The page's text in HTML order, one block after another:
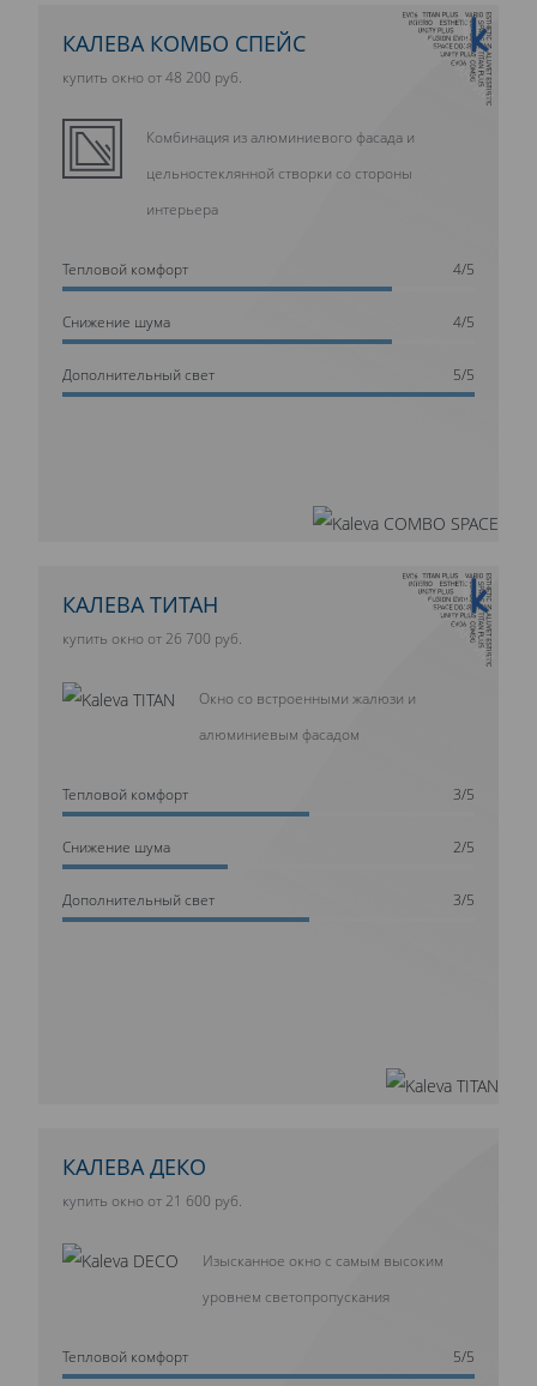
10 ЛЕТ ГАРАНТИИ
КАЛЕВА КОМБО СПЕЙС
купить окно от 48 200 руб.
Комбинация из алюминиевого фасада и
цельностеклянной створки со стороны
интерьера
Тепловой комфорт 4/5
Cнижение шума 4/5
Дополнительный свет 5/5
10 ЛЕТ ГАРАНТИИ
КАЛЕВА ТИТАН
купить окно от 26 700 руб.
Окно со встроенными жалюзи и
алюминиевым фасадом
Тепловой комфорт 3/5
Cнижение шума 2/5
Дополнительный свет 3/5
КАЛЕВА ДЕКО
купить окно от 21 600 руб.
Изысканное окно с самым высоким
уровнем светопропускания
Тепловой комфорт 5/5